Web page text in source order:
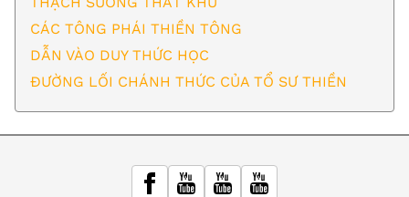
CÁC TÔNG PHÁI THIỀN TÔNG
DẪN VÀO DUY THỨC HỌC
ĐƯỜNG LỐI CHÁNH THỨC CỦA TỔ SƯ THIỀN